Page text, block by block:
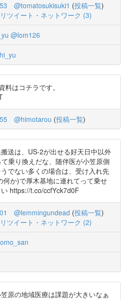
@tomatosukisuki1 (投稿一覧)
リツイート・ネットワーク (3)
@lom126
はコチラです。
@himotarou (投稿一覧)
送は、US-2が出せる好天日中以外
乗り換えだな、随伴医が小笠原側
でない多くの場合は、受け入れ先
か)で厚木基地に連れてって乗せ
https://t.co/ccfYck7d0F
@lemmingundead (投稿一覧)
リツイート・ネットワーク (2)
原の地域医療は課題が大きいなぁ